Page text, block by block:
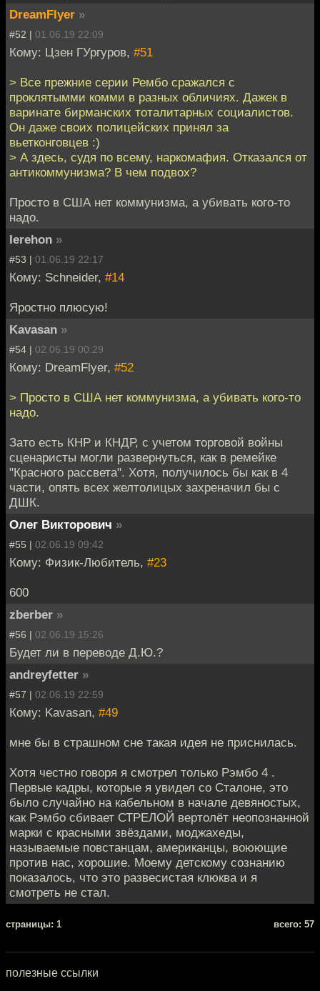
DreamFlyer »
#52 | 01.06.19 22:09
Кому: Цзен ГУргуров, #51
> Все прежние серии Рембо сражался с
проклятымми комми в разных обличиях. Дажек в
варинате бирманских тоталитарных социалистов.
Он даже своих полицейских принял за
вьетконговцев :)
> А здесь, судя по всему, наркомафия. Отказался от
антикоммунизма? В чем подвох?
Просто в США нет коммунизма, а убивать кого-то
надо.
Ierehon »
#53 | 01.06.19 22:17
Кому: Schneider, #14
Яростно плюсую!
Kavasan »
#54 | 02.06.19 00:29
Кому: DreamFlyer, #52
> Просто в США нет коммунизма, а убивать кого-то
надо.
Зато есть КНР и КНДР, с учетом торговой войны
сценаристы могли развернуться, как в ремейке
"Красного рассвета". Хотя, получилось бы как в 4
части, опять всех желтолицых захреначил бы с
ДШК.
Олег Викторович »
#55 | 02.06.19 09:42
Кому: Физик-Любитель, #23
600
zberber »
#56 | 02.06.19 15:26
Будет ли в переводе Д.Ю.?
andreyfetter »
#57 | 02.06.19 22:59
Кому: Kavasan, #49
мне бы в страшном сне такая идея не приснилась.
Хотя честно говоря я смотрел только Рэмбо 4 .
Первые кадры, которые я увидел со Сталоне, это
было случайно на кабельном в начале девяностых,
как Рэмбо сбивает СТРЕЛОЙ вертолёт неопознанной
марки с красными звёздами, моджахеды,
называемые повстанцам, американцы, воюющие
против нас, хорошие. Моему детскому сознанию
показалось, что это развесистая клюква и я
смотреть не стал.
cтраницы: 1 всего: 57
полезные ссылки